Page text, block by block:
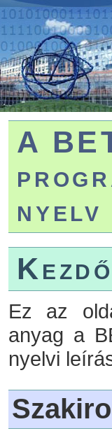
A
nyelv
Ez az
anyag a
nyelvi